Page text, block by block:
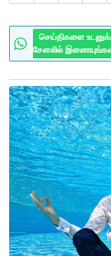
செய்திகளை
சேனலில்